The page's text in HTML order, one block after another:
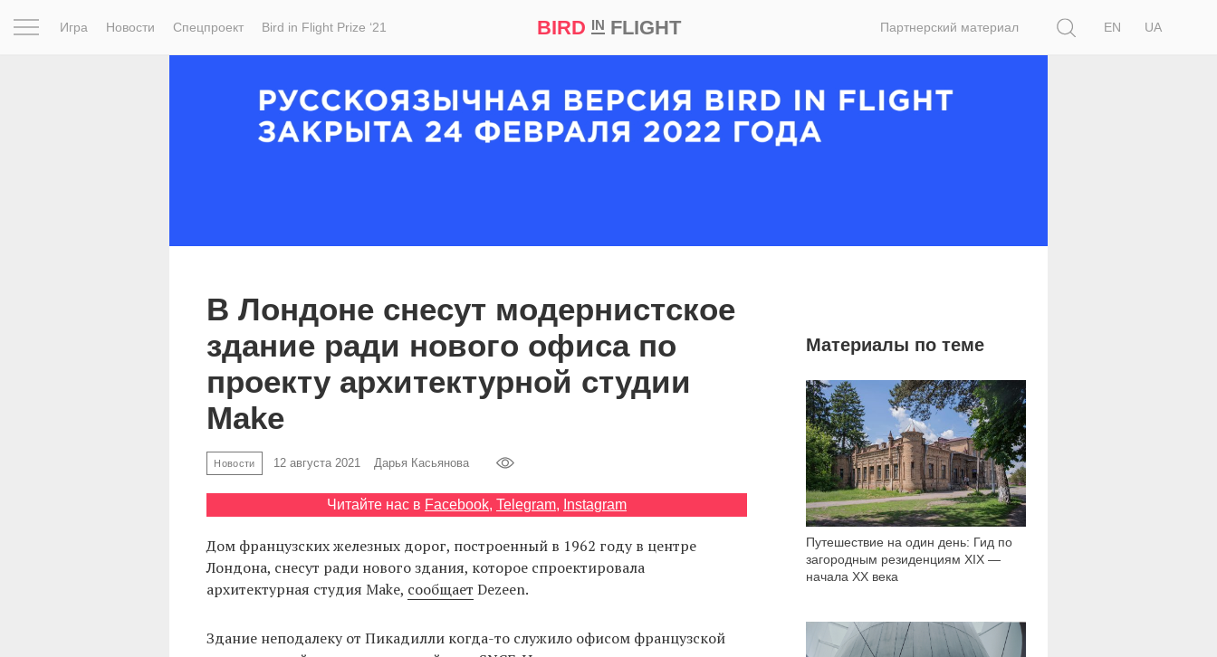
Игра Новости Спецпроект Bird in Flight Prize ‘21 BIRD INFLIGHT Партнерский материал
EN
UA
В Лондоне снесут модернистское
здание ради нового офиса по
проекту архитектурной студии
Make
Новости 12 августа 2021 Дарья Касьянова
Читайте нас в Facebook, Telegram, Instagram
Дом французских железных дорог, построенный в 1962 году в центре
Лондона, снесут ради нового здания, которое спроектировала
архитектурная студия Make, сообщает Dezeen.
Здание неподалеку от Пикадилли когда-то служило офисом французской
Материалы по теме
Путешествие на один день: Гид по
загородным резиденциям XIX —
начала XX века
8 466
2 687